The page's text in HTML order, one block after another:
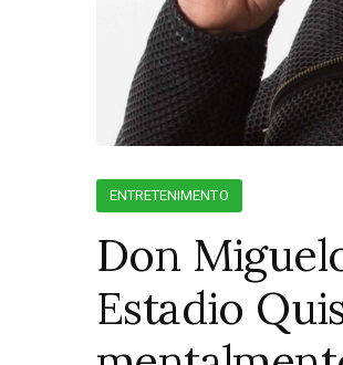
ENTRETENIMENTO
Don
Estadio